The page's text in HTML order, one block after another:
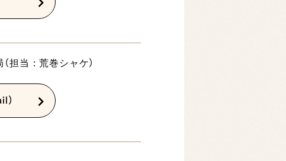
（担当：荒巻シャケ）
）